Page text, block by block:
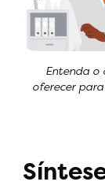
Entenda o
oferecer